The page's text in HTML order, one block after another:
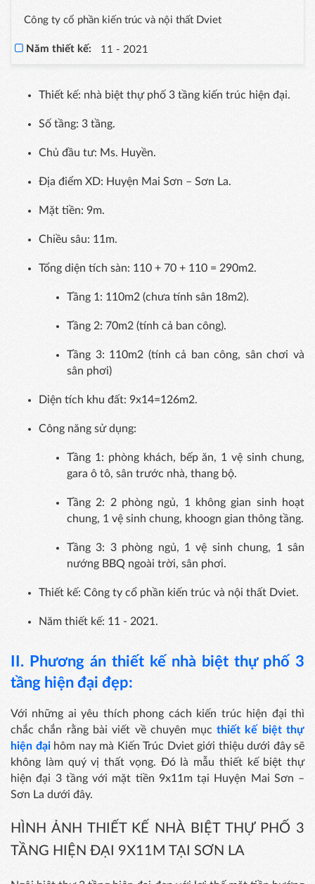
Công ty cổ phần kiến trúc và nội thất Dviet
Năm thiết kế: 11 - 2021
Thiết kế: nhà biệt thự phố 3 tầng kiến trúc hiện đại.
Số tầng: 3 tầng.
Chủ đầu tư: Ms. Huyền.
Địa điểm XD: Huyện Mai Sơn – Sơn La.
Mặt tiền: 9m.
Chiều sâu: 11m.
Tổng diện tích sàn: 110 + 70 + 110 = 290m2.
Tầng 1: 110m2 (chưa tính sân 18m2).
Tầng 2: 70m2 (tính cả ban công).
Tầng 3: 110m2 (tính cả ban công, sân chơi và
sân phơi)
Diện tích khu đất: 9x14=126m2.
Công năng sử dụng:
Tầng 1: phòng khách, bếp ăn, 1 vệ sinh chung,
gara ô tô, sân trước nhà, thang bộ.
Tầng 2: 2 phòng ngủ, 1 không gian sinh hoạt
chung, 1 vệ sinh chung, khoogn gian thông tầng.
Tầng 3: 3 phòng ngủ, 1 vệ sinh chung, 1 sân
nướng BBQ ngoài trời, sân phơi.
Thiết kế: Công ty cổ phần kiến trúc và nội thất Dviet.
Năm thiết kế: 11 - 2021.
II. Phương án thiết kế nhà biệt thự phố 3
tầng hiện đại đẹp:
Với những ai yêu thích phong cách kiến trúc hiện đại thì
chắc chắn rằng bài viết về chuyên mục thiết kế biệt thự
hiện đạihôm nay mà Kiến Trúc Dviet giới thiệu dưới đây sẽ
không làm quý vị thất vọng. Đó là mẫu thiết kế biệt thự
hiện đại 3 tầng với mặt tiền 9x11m tại Huyện Mai Sơn –
Sơn La dưới đây.
HÌNH ẢNH THIẾT KẾ NHÀ BIỆT THỰ PHỐ 3
TẦNG HIỆN ĐẠI 9X11M TẠI SƠN LA